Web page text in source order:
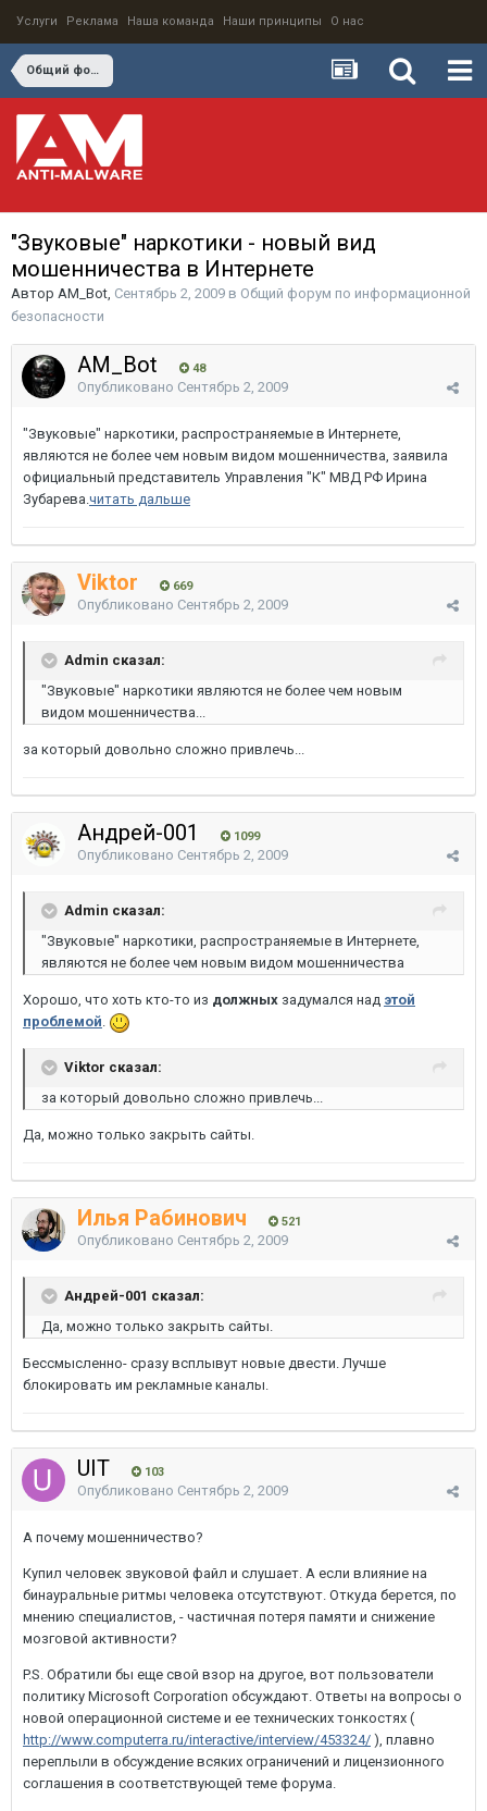
Услуги Реклама Наша команда Наши принципы О нас
Общий форум по информационной безопасности
"Звуковые" наркотики - новый вид
мошенничества в Интернете
Автор AM_Bot, Сентябрь 2, 2009 в Общий форум по информационной
безопасности
AM_Bot 48
Опубликовано Сентябрь 2, 2009
"Звуковые" наркотики, распространяемые в Интернете,
являются не более чем новым видом мошенничества, заявила
официальный представитель Управления "К" МВД РФ Ирина
Зубарева.читать дальше
Viktor 669
Опубликовано Сентябрь 2, 2009
Admin сказал:
"Звуковые" наркотики являются не более чем новым
видом мошенничества...
за который довольно сложно привлечь...
Андрей-001 1099
Опубликовано Сентябрь 2, 2009
Admin сказал:
"Звуковые" наркотики, распространяемые в Интернете,
являются не более чем новым видом мошенничества
Хорошо, что хоть кто-то из должных задумался над этой
проблемой.
Viktor сказал:
за который довольно сложно привлечь...
Да, можно только закрыть сайты.
Илья Рабинович 521
Опубликовано Сентябрь 2, 2009
Андрей-001 сказал:
Да, можно только закрыть сайты.
Бессмысленно- сразу всплывут новые двести. Лучше
блокировать им рекламные каналы.
UIT 103
Опубликовано Сентябрь 2, 2009
А почему мошенничество?
Купил человек звуковой файл и слушает. А если влияние на
бинауральные ритмы человека отсутствуют. Откуда берется, по
мнению специалистов, - частичная потеря памяти и снижение
мозговой активности?
P.S. Обратили бы еще свой взор на другое, вот пользователи
политику Microsoft Corporation обсуждают. Ответы на вопросы о
новой операционной системе и ее технических тонкостях (
http://www.computerra.ru/interactive/interview/453324/ ), плавно
переплыли в обсуждение всяких ограничений и лицензионного
соглашения в соответствующей теме форума.